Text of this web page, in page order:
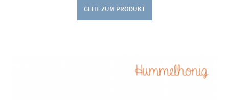
GEHE ZUM PRODUKT